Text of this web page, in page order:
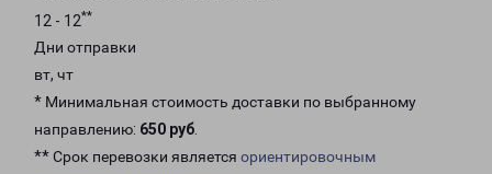
12 - 12**
Дни отправки
вт, чт
* Минимальная стоимость доставки по выбранному
направлению: 650 руб.
** Срок перевозки является ориентировочным